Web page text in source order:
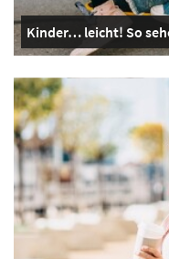
Kinder… leicht! So